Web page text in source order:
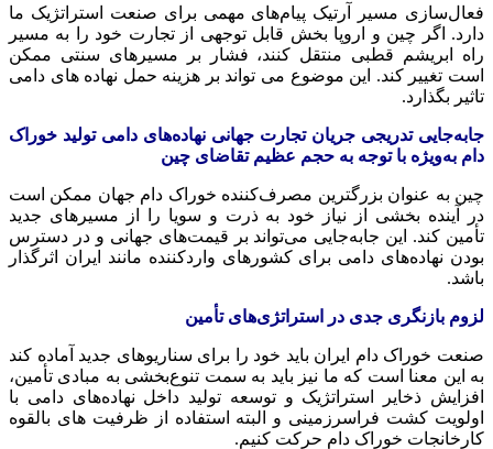
فعال‌سازی مسیر آرتیک پیام‌های مهمی برای صنعت استراتژیک ما
دارد. اگر چین و اروپا بخش قابل توجهی از تجارت خود را به مسیر
راه ابریشم قطبی منتقل کنند، فشار بر مسیرهای سنتی ممکن
است تغییر کند. این موضوع می تواند بر هزینه حمل نهاده های دامی
تاثیر بگذارد.
جابه‌جایی تدریجی جریان تجارت جهانی نهاده‌های دامی تولید خوراک
دام به‌ویژه با توجه به حجم عظیم تقاضای چین
چین به عنوان بزرگترین مصرف‌کننده خوراک دام جهان ممکن است
در آینده بخشی از نیاز خود به ذرت و سویا را از مسیرهای جدید
تأمین کند. این جابه‌جایی می‌تواند بر قیمت‌های جهانی و در دسترس
بودن نهاده‌های دامی برای کشورهای واردکننده مانند ایران اثرگذار
باشد.
لزوم بازنگری جدی در استراتژی‌های تأمین
صنعت خوراک دام ایران باید خود را برای سناریوهای جدید آماده کند
به این معنا است که ما نیز باید به سمت تنوع‌بخشی به مبادی تأمین،
افزایش ذخایر استراتژیک و توسعه تولید داخل نهاده‌های دامی با
اولویت کشت فراسرزمینی و البته استفاده از ظرفیت های بالقوه
کارخانجات خوراک دام حرکت کنیم.